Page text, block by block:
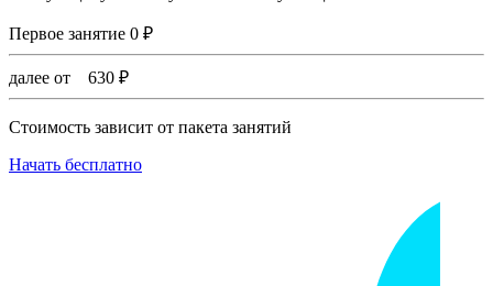
Первое занятие 0 ₽
далее от 630 ₽
Стоимость зависит от пакета занятий
Начать бесплатно